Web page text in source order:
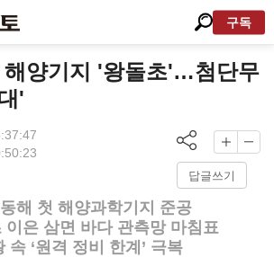
구독
해양기지 '왕돌초'…첨단무
'
답글쓰기
해 첫 해양과학기지 준공
이은 삼면 바다 관측망 마침표
속 ‘원격 정비 한계’ 극복